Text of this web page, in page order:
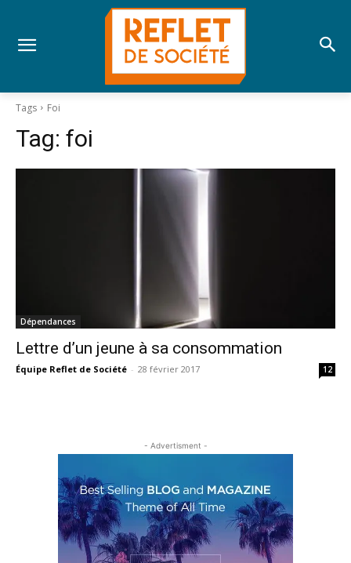
Tags Foi
Tag: foi
Dépendances
Lettre d’un jeune à sa consommation
Équipe Reflet de Société - 28 février 2017 12
- Advertisment -